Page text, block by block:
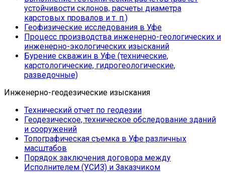
устойчивости склонов, расчеты диаметра
карстовых провалов и т. п.)
Геофизические исследования в Уфе
Процесс производства инженерно-геологических и
инженерно-экологических изысканий
Бурение скважин в Уфе (технические,
карстологические, гидрогеологические,
разведочные)
Инженерно-геодезические изыскания
Технический отчет по геодезии
Геодезическое, техническое обследование зданий
и сооружений
Топографическая съемка в Уфе различных
масштабов
Порядок заключения договора между
Исполнителем (УСИЗ) и Заказчиком